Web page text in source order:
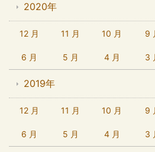
2020年
12 月 11 月 10 月 9
6 月 5 月 4 月 3
2019年
12 月 11 月 10 月 9
6 月 5 月 4 月 3